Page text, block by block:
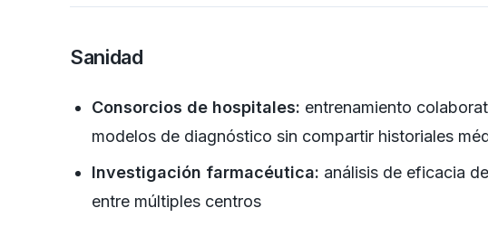
Sanidad
Consorcios de hospitales: entrenamiento
modelos de diagnóstico sin compartir historiales
Investigación farmacéutica: análisis de eficacia
entre múltiples centros